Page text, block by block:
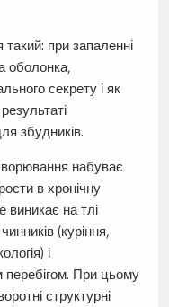
при запаленні
оболонка,
секрету і як
збудників.
набуває
в хронічну
виникає на тлі
(куріння,
і
При цьому
структурні